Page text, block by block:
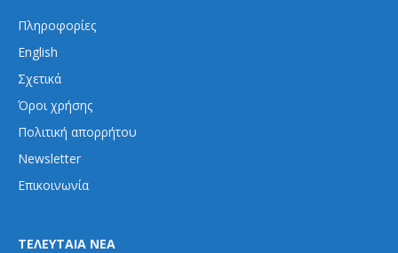
Πληροφορίες
English
Σχετικά
Όροι χρήσης
Πολιτική απορρήτου
Newsletter
Επικοινωνία
ΤΕΛΕΥΤΑΙΑ ΝΕΑ